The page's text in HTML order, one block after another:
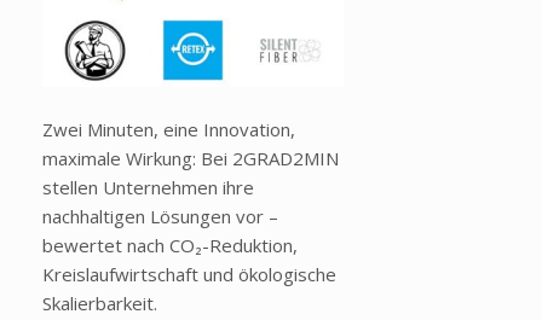
Zwei Minuten, eine Innovation,
maximale Wirkung: Bei 2GRAD2MIN
stellen Unternehmen ihre
nachhaltigen Lösungen vor –
bewertet nach CO₂-Reduktion,
Kreislaufwirtschaft und ökologische
Skalierbarkeit.